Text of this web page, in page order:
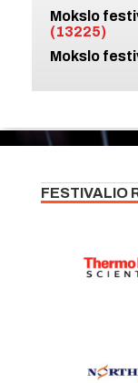
Mokslo
(13225)
Mokslo
FESTIVALIO